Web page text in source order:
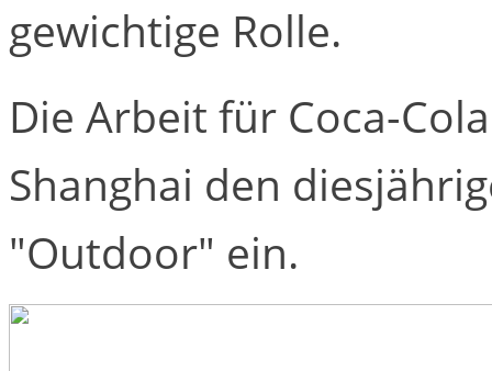
gewichtige Rolle.
Die Arbeit für Coca-
Shanghai den
"Outdoor" ein.